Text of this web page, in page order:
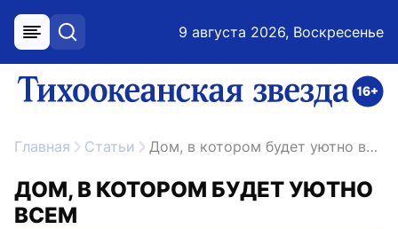
меню поиск 9 августа 2026, Воскресенье
ссылка на главную
Главная Статьи Дом, в котором будет уютно всем
ДОМ, В КОТОРОМ БУДЕТ УЮТНО
ВСЕМ